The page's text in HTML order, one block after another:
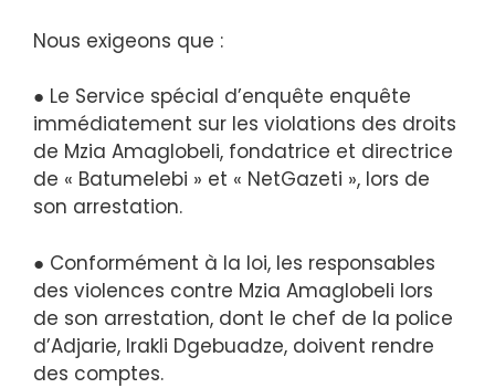
Nous exigeons que :
● Le Service spécial d’enquête enquête
immédiatement sur les violations des droits
de Mzia Amaglobeli, fondatrice et directrice
de « Batumelebi » et « NetGazeti », lors de
son arrestation.
● Conformément à la loi, les responsables
des violences contre Mzia Amaglobeli lors
de son arrestation, dont le chef de la police
d’Adjarie, Irakli Dgebuadze, doivent rendre
des comptes.